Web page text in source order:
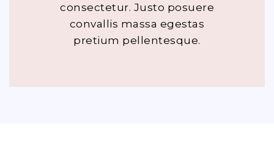
consectetur. Justo posuere
convallis massa egestas
pretium pellentesque.